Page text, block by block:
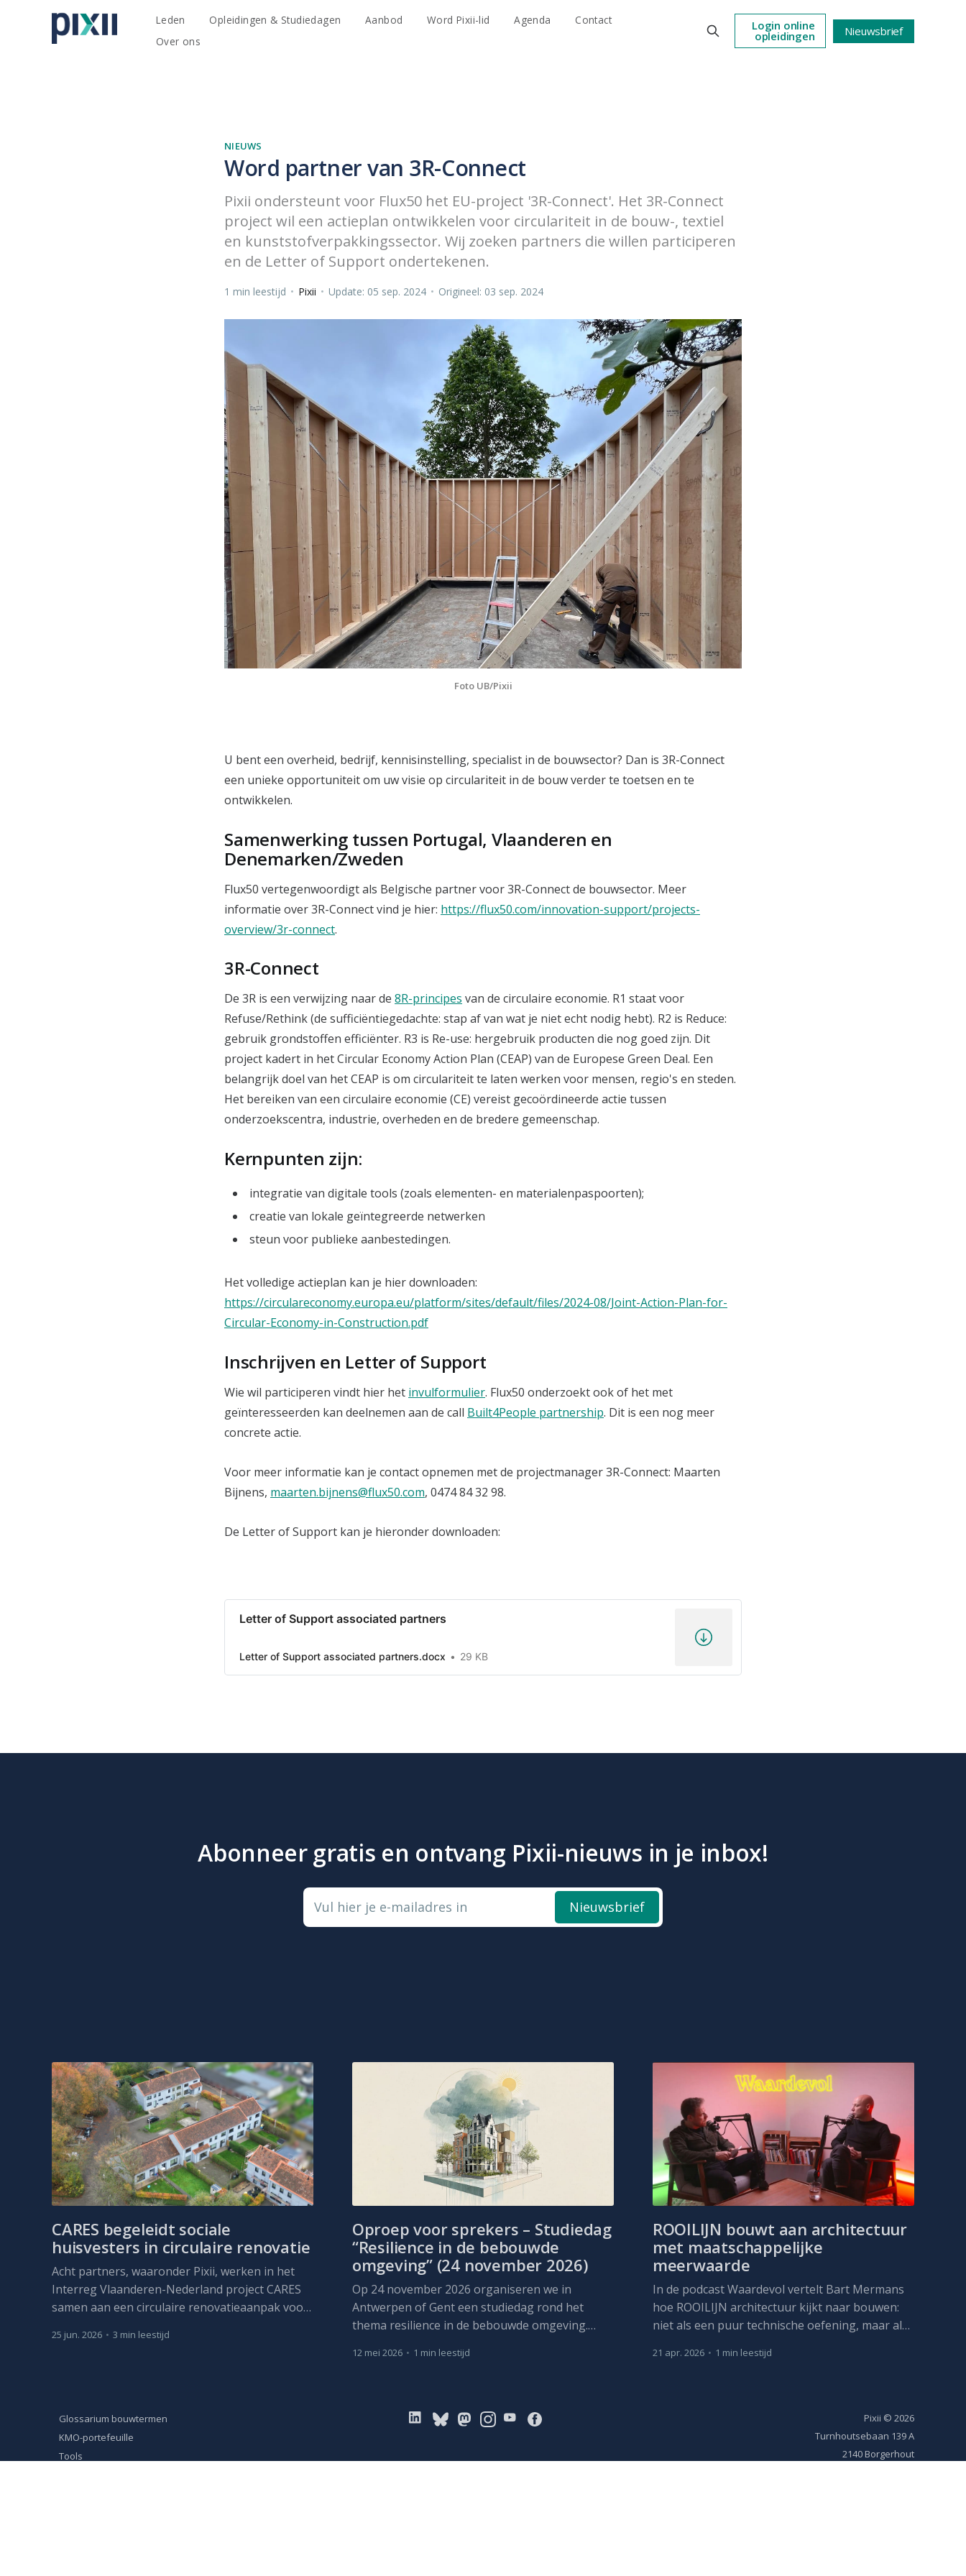
Leden Opleidingen & Studiedagen Aanbod Word Pixii-lid Agenda
Contact
Over ons
Login online
opleidingen Nieuwsbrief
NIEUWS
Word partner van 3R-Connect
Pixii ondersteunt voor Flux50 het EU-project '3R-Connect'. Het 3R-Connect
project wil een actieplan ontwikkelen voor circulariteit in de bouw-, textiel
en kunststofverpakkingssector. Wij zoeken partners die willen participeren
en de Letter of Support ondertekenen.
1 min leestijd • Pixii • Update: 05 sep. 2024 • Origineel: 03 sep. 2024
Foto UB/Pixii
U bent een overheid, bedrijf, kennisinstelling, specialist in de bouwsector? Dan is 3R-Connect
een unieke opportuniteit om uw visie op circulariteit in de bouw verder te toetsen en te
ontwikkelen.
Samenwerking tussen Portugal, Vlaanderen en
Denemarken/Zweden
Flux50 vertegenwoordigt als Belgische partner voor 3R-Connect de bouwsector. Meer
informatie over 3R-Connect vind je hier: https://flux50.com/innovation-support/projects-
overview/3r-connect.
3R-Connect
De 3R is een verwijzing naar de 8R-principes van de circulaire economie. R1 staat voor
Refuse/Rethink (de sufficiëntiegedachte: stap af van wat je niet echt nodig hebt). R2 is Reduce:
gebruik grondstoffen efficiënter. R3 is Re-use: hergebruik producten die nog goed zijn. Dit
project kadert in het Circular Economy Action Plan (CEAP) van de Europese Green Deal. Een
belangrijk doel van het CEAP is om circulariteit te laten werken voor mensen, regio's en steden.
Het bereiken van een circulaire economie (CE) vereist gecoördineerde actie tussen
onderzoekscentra, industrie, overheden en de bredere gemeenschap.
Kernpunten zijn:
integratie van digitale tools (zoals elementen- en materialenpaspoorten);
creatie van lokale geïntegreerde netwerken
steun voor publieke aanbestedingen.
Het volledige actieplan kan je hier downloaden:
https://circulareconomy.europa.eu/platform/sites/default/files/2024-08/Joint-Action-Plan-for-
Circular-Economy-in-Construction.pdf
Inschrijven en Letter of Support
Wie wil participeren vindt hier het invulformulier. Flux50 onderzoekt ook of het met
geïnteresseerden kan deelnemen aan de call Built4People partnership. Dit is een nog meer
concrete actie.
Voor meer informatie kan je contact opnemen met de projectmanager 3R-Connect: Maarten
Bijnens, maarten.bijnens@flux50.com, 0474 84 32 98.
De Letter of Support kan je hieronder downloaden:
Letter of Support associated partners
Letter of Support associated partners.docx 29 KB
Abonneer gratis en ontvang Pixii-nieuws in je inbox!
Vul hier je e-mailadres in Nieuwsbrief
CARES begeleidt sociale
huisvesters in circulaire renovatie
Acht partners, waaronder Pixii, werken in het
Interreg Vlaanderen-Nederland project CARES
samen aan een circulaire renovatieaanpak voor
april 2026 tot maart 2029.
25 jun. 2026 • 3 min leestijd
Oproep voor sprekers – Studiedag
“Resilience in de bebouwde
omgeving” (24 november 2026)
Op 24 november 2026 organiseren we in
Antwerpen of Gent een studiedag rond het
thema resilience in de bebouwde omgeving.
gebouwen beter voorbereiden op de gevolgen
12 mei 2026 • 1 min leestijd
ROOILIJN bouwt aan architectuur
met maatschappelijke
meerwaarde
In de podcast Waardevol vertelt Bart Mermans
hoe ROOILIJN architectuur kijkt naar bouwen:
niet als een puur technische oefening, maar als
creëren. Voor het bureau begint architectuur bij
21 apr. 2026 • 1 min leestijd
Glossarium bouwtermen
KMO-portefeuille
Tools
Pixii © 2026
Turnhoutsebaan 139 A
2140 Borgerhout